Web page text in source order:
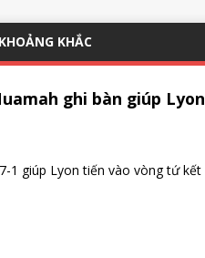
KHOẢNG KHẮC
ghi bàn giúp Lyon
1 giúp Lyon tiến vào vòng tứ kết